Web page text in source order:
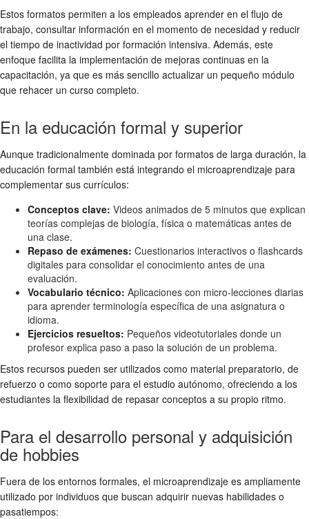
Estos formatos permiten a los empleados aprender en el flujo de
trabajo, consultar información en el momento de necesidad y reducir
el tiempo de inactividad por formación intensiva. Además, este
enfoque facilita la implementación de mejoras continuas en la
capacitación, ya que es más sencillo actualizar un pequeño módulo
que rehacer un curso completo.
En la educación formal y superior
Aunque tradicionalmente dominada por formatos de larga duración, la
educación formal también está integrando el microaprendizaje para
complementar sus currículos:
Conceptos clave: Videos animados de 5 minutos que explican
teorías complejas de biología, física o matemáticas antes de
una clase.
Repaso de exámenes: Cuestionarios interactivos o flashcards
digitales para consolidar el conocimiento antes de una
evaluación.
Vocabulario técnico: Aplicaciones con micro-lecciones diarias
para aprender terminología específica de una asignatura o
idioma.
Ejercicios resueltos: Pequeños videotutoriales donde un
profesor explica paso a paso la solución de un problema.
Estos recursos pueden ser utilizados como material preparatorio, de
refuerzo o como soporte para el estudio autónomo, ofreciendo a los
estudiantes la flexibilidad de repasar conceptos a su propio ritmo.
Para el desarrollo personal y adquisición
de hobbies
Fuera de los entornos formales, el microaprendizaje es ampliamente
utilizado por individuos que buscan adquirir nuevas habilidades o
pasatiempos: